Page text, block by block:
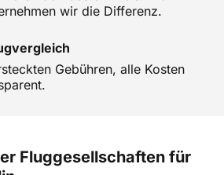
wir die Differenz.
Gebühren, alle Kosten
Fluggesellschaften für